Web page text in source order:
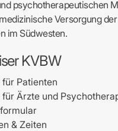
psychotherapeutischen
Versorgung
im Südwesten.
KVBW
für Patienten
für Ärzte und
& Zeiten